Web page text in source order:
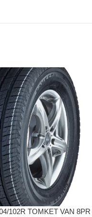
102R TOMKET VAN 8PR